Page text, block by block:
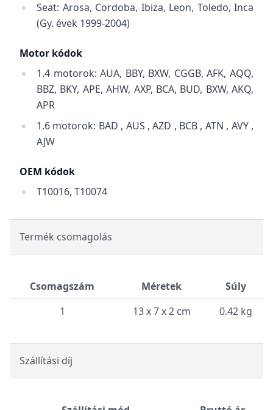
Seat: Arosa, Cordoba, Ibiza, Leon, Toledo, Inca
(Gy. évek 1999-2004)
Motor kódok
1.4 motorok: AUA, BBY, BXW, CGGB, AFK, AQQ,
BBZ, BKY, APE, AHW, AXP, BCA, BUD, BXW, AKQ,
APR
1.6 motorok: BAD , AUS , AZD , BCB , ATN , AVY ,
AJW
OEM kódok
T10016, T10074
Termék csomagolás
Csomagszám Méretek
Súly
1
13 x 7 x 2 cm 0.42 kg
Szállítási díj